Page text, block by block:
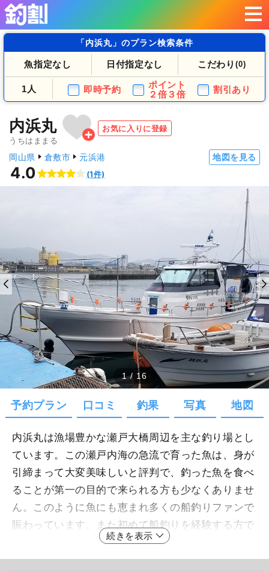
「内浜丸」のプラン検索条件
魚指定なし 日付指定なし こだわり (0)
1人 即時予約
ポイント
２倍３倍
割引あり
内浜丸
うちはままる
お気に入りに登録
岡山県 倉敷市 元浜港 地図を見る
4.0 (1件)
1/ 16
予約プラン 口コミ 釣果 写真 地図
内浜丸は漁場豊かな瀬戸大橋周辺を主な釣り場とし
ています。この瀬戸内海の急流で育った魚は、身が
引締まって大変美味しいと評判で、釣った魚を食べ
ることが第一の目的で来られる方も少なくありませ
ん。このように魚にも恵まれ多くの船釣りファンで
賑わっています。また初めて船釣りを経験する方で
もリラックスして釣りを楽しんでいただけるように
アットホームな雰囲気づくりをしているのも人気の
続きを表示